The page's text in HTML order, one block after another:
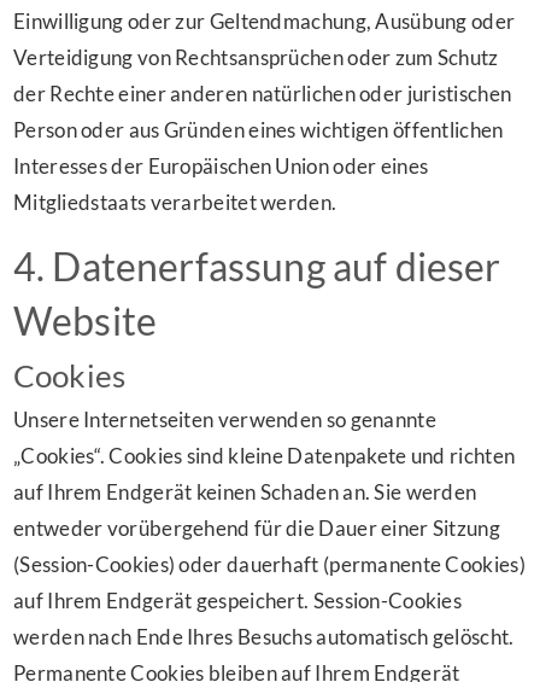
Einwilligung oder zur Geltendmachung, Ausübung oder
Verteidigung von Rechtsansprüchen oder zum Schutz
der Rechte einer anderen natürlichen oder juristischen
Person oder aus Gründen eines wichtigen öffentlichen
Interesses der Europäischen Union oder eines
Mitgliedstaats verarbeitet werden.
4. Datenerfassung auf dieser
Website
Cookies
Unsere Internetseiten verwenden so genannte
„Cookies“. Cookies sind kleine Datenpakete und richten
auf Ihrem Endgerät keinen Schaden an. Sie werden
entweder vorübergehend für die Dauer einer Sitzung
(Session-Cookies) oder dauerhaft (permanente Cookies)
auf Ihrem Endgerät gespeichert. Session-Cookies
werden nach Ende Ihres Besuchs automatisch gelöscht.
Permanente Cookies bleiben auf Ihrem Endgerät